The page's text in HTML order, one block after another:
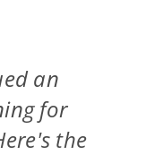
an
for
the